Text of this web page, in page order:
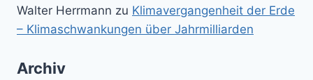
Walter Herrmann zu Klimavergangenheit der Erde
– Klimaschwankungen über Jahrmilliarden
Archiv